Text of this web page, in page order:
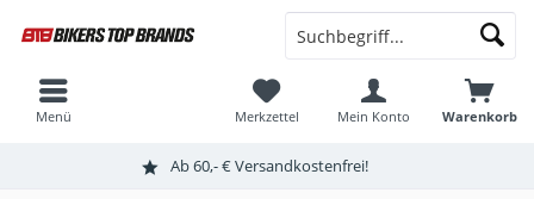
Ab 60,- € Versandkostenfrei!
Warenkorb
Merkzettel Mein Konto
Menü